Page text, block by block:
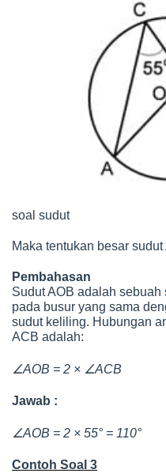
soal sudut
Maka tentukan besar sudut
Pembahasan
Sudut AOB adalah
pada busur yang sama
sudut keliling. Hubungan
ACB adalah:
∠AOB = 2 × ∠ACB
Jawab :
∠AOB = 2 × 55° = 110°
Contoh Soal 3